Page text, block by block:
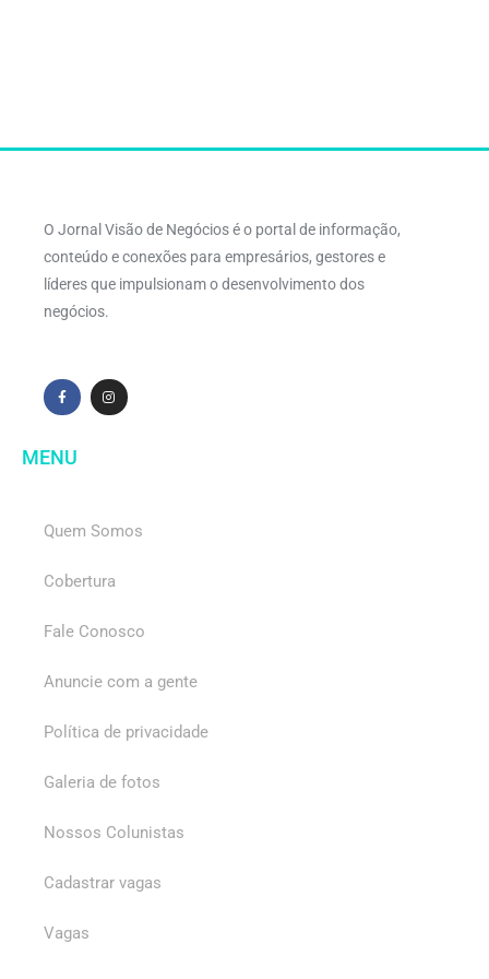
O Jornal Visão de Negócios é o portal de informação,
conteúdo e conexões para empresários, gestores e
líderes que impulsionam o desenvolvimento dos
negócios.
MENU
Quem Somos
Cobertura
Fale Conosco
Anuncie com a gente
Política de privacidade
Galeria de fotos
Nossos Colunistas
Cadastrar vagas
Vagas